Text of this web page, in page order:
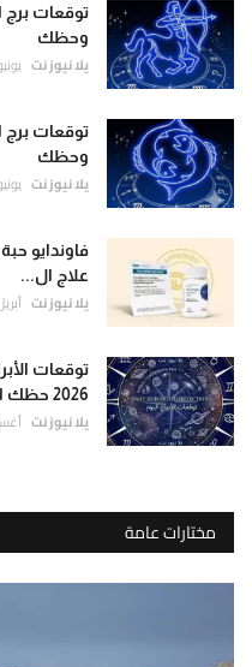
وحظك
يلا نيوز نت يونيو 30,
وحظك
يلا نيوز نت يونيو 30,
فاوندايو
علاج ال...
يلا نيوز نت أبريل 4,
2026 حظك الي...
يلا نيوز نت
مختارات عامة